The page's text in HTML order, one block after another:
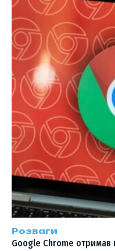
Розваги
Google Chrome отримав